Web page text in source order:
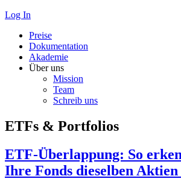
Log In
Preise
Dokumentation
Akademie
Über uns
Mission
Team
Schreib uns
ETFs & Portfolios
ETF-Überlappung: So
Ihre Fonds dieselben